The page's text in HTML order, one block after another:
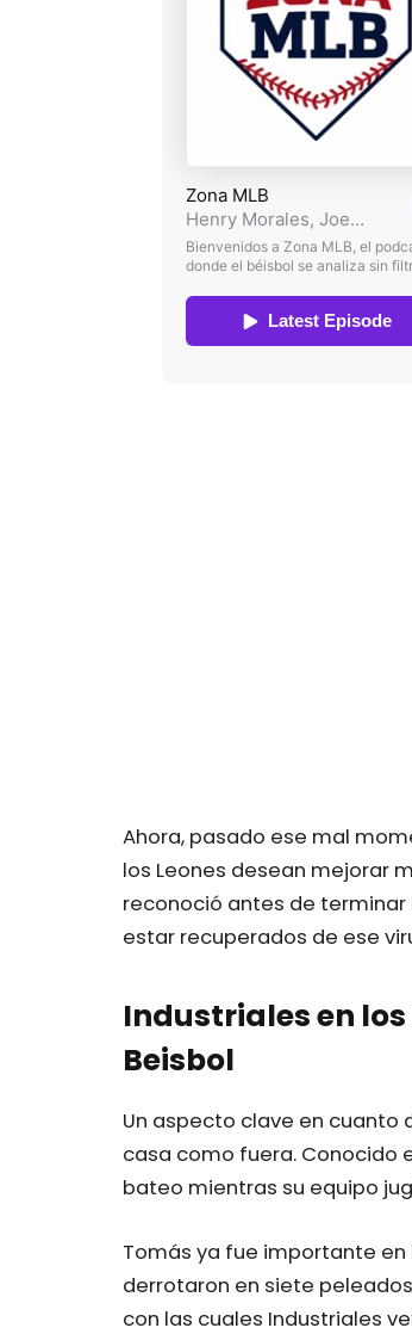
Ahora, pasado ese mal
los Leones desean mejorar
reconoció antes de terminar
estar recuperados de ese
Industriales en
Beisbol
Un aspecto clave en cuanto
casa como fuera. Conocido
bateo mientras su equipo
Tomás ya fue importante
derrotaron en siete
con las cuales Industriales